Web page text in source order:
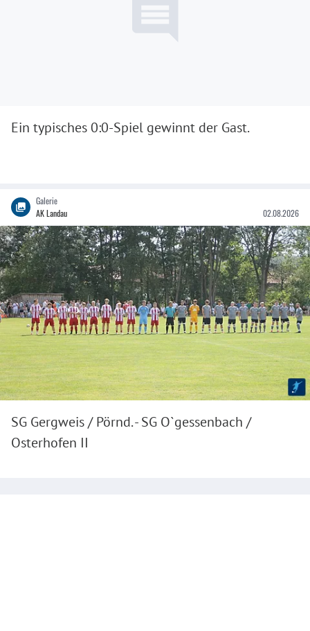
Ein typisches 0:0-Spiel gewinnt der Gast.
Galerie
AK Landau
02.08.2026
SG Gergweis / Pörnd. - SG O`gessenbach /
Osterhofen II